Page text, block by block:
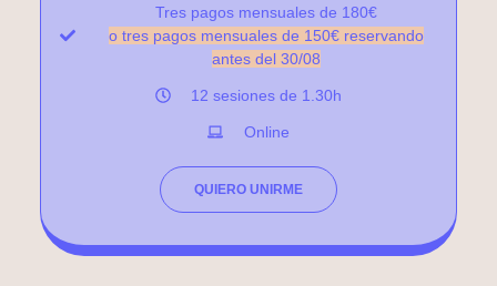
Tres pagos mensuales de 180€
o tres pagos mensuales de 150€ reservando
antes del 30/08
12 sesiones de 1.30h
Online
QUIERO UNIRME